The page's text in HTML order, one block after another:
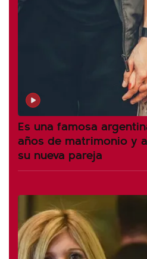
Es una famosa
años de matrimonio y
su nueva pareja